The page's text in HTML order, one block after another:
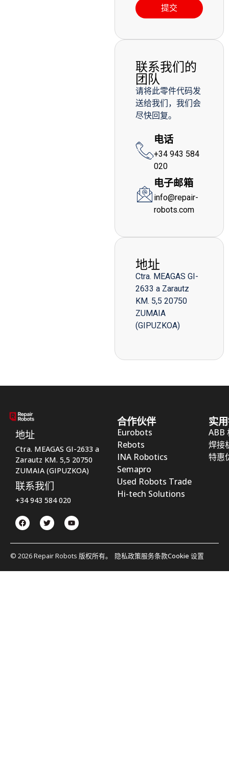
提交
联系我们的
团队
请将此零件代码发
送给我们，我们会
尽快回复。
电话
+34 943 584
020
电子邮箱
info@repair-
robots.com
地址
Ctra. MEAGAS GI-
2633 a Zarautz
KM. 5,5 20750
ZUMAIA
(GIPUZKOA)
地址
Ctra. MEAGAS GI-2633 a
Zarautz KM. 5,5 20750
ZUMAIA (GIPUZKOA)
联系我们
+34 943 584 020
合作伙伴
Eurobots
Rebots
INA Robotics
Semapro
Used Robots Trade
Hi-tech Solutions
实
ABB
焊接
特惠
© 2026 Repair Robots 版权所有。 隐私政策服务条款Cookie 设置